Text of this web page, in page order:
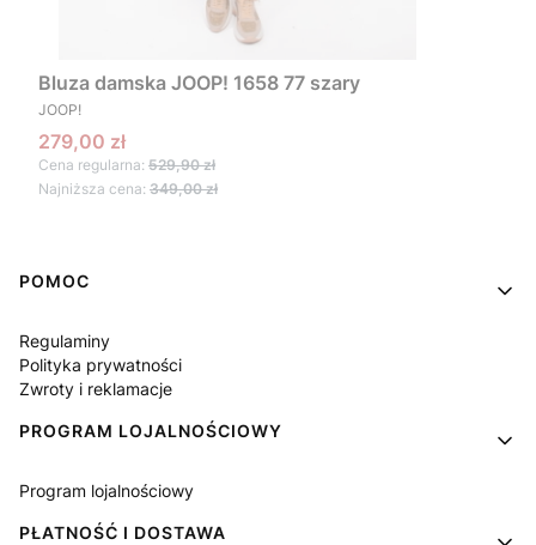
Bluza damska JOOP! 1658 77 szary
PRODUCENT
JOOP!
Cena promocyjna
279,00 zł
Cena regularna: 529,90 zł
Najniższa cena: 349,00 zł
Linki w stopce
POMOC
Regulaminy
Polityka prywatności
Zwroty i reklamacje
PROGRAM LOJALNOŚCIOWY
Program lojalnościowy
PŁATNOŚĆ I DOSTAWA